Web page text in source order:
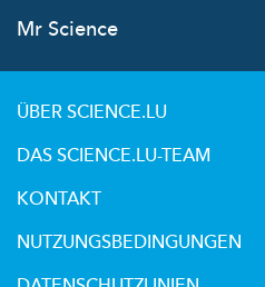
Mr Science
ÜBER SCIENCE.LU
DAS SCIENCE.LU-TEAM
KONTAKT
NUTZUNGSBEDINGUNGEN